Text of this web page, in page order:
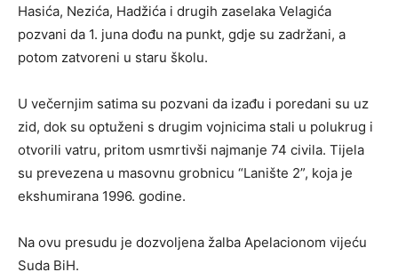
Hasića, Nezića, Hadžića i drugih zaselaka Velagića
pozvani da 1. juna dođu na punkt, gdje su zadržani, a
potom zatvoreni u staru školu.
U večernjim satima su pozvani da izađu i poredani su uz
zid, dok su optuženi s drugim vojnicima stali u polukrug i
otvorili vatru, pritom usmrtivši najmanje 74 civila. Tijela
su prevezena u masovnu grobnicu “Lanište 2”, koja je
ekshumirana 1996. godine.
Na ovu presudu je dozvoljena žalba Apelacionom vijeću
Suda BiH.